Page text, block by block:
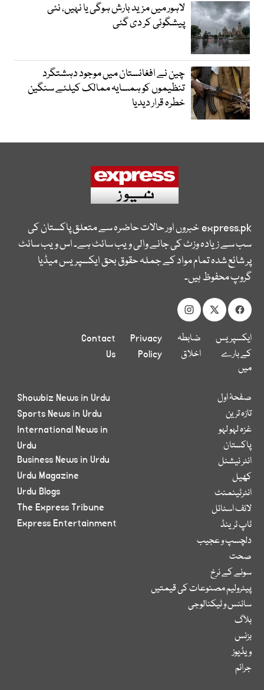
لاہور میں مزید بارش ہوگی یا نہیں، نئی
پیشگوئی کر دی گئی
چین نے افغانستان میں موجود دہشتگرد
تنظیموں کو ہمسایہ ممالک کیلئے سنگین
خطرہ قرار دیدیا
express.pkخبروں اور حالات حاضرہ سے متعلق پاکستان کی
سب سے زیادہ وزٹ کی جانے والی ویب سائٹ ہے۔ اس ویب سائٹ
پر شائع شدہ تمام مواد کے جملہ حقوق بحق ایکسپریس میڈیا
گروپ محفوظ ہیں۔
ایکسپریس
کے بارے
میں
ضابطہ
اخلاق
Privacy
Policy
Contact
Us
صفحۂ اول
تازہ ترین
غزہ لہو لہو
پاکستان
انٹر نیشنل
کھیل
انٹرٹینمنٹ
لائف اسٹائل
ٹاپ ٹرینڈ
دلچسپ و عجیب
صحت
سونے کے نرخ
پیٹرولیم مصنوعات کی قیمتیں
سائنس و ٹیکنالوجی
بلاگ
بزنس
ویڈیوز
جرائم
Showbiz News in Urdu
Sports News in Urdu
International News in
Urdu
Business News in Urdu
Urdu Magazine
Urdu Blogs
The Express Tribune
Express Entertainment